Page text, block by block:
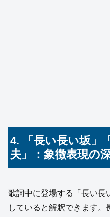
4. 「長い長い坂」
夫」：象徴表現の
歌詞中に登場する「長い長
していると解釈できます